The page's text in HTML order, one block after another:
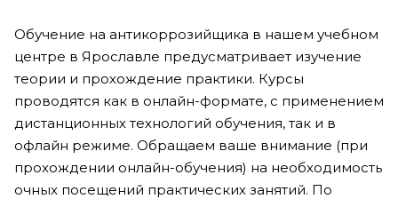
Обучение на антикоррозийщика в нашем учебном
центре в Ярославле предусматривает изучение
теории и прохождение практики. Курсы
проводятся как в онлайн-формате, с применением
дистанционных технологий обучения, так и в
офлайн режиме. Обращаем ваше внимание (при
прохождении онлайн-обучения) на необходимость
очных посещений практических занятий. По